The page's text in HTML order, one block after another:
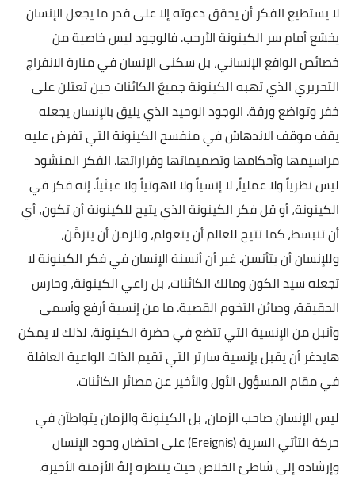
لا يستطيع الفكر أن يحقق دعوته إلا على قدر ما يجعل الإنسان
يخشع أمام سر الكينونة الأرحب. فالوجود ليس خاصية من
خصائص الواقع الإنساني، بل سكنى الإنسان في منارة الانفراج
التحريري الذي تهبه الكينونة جميعَ الكائنات حين تعتلن على
خفر وتواضع ورقة. الوجود الوحيد الذي يليق بالإنسان يجعله
يقف موقف الاندهاش في منفسح الكينونة التي تفرض عليه
مراسيمها وأحكامها وتصميماتها وقراراتها. الفكر المنشود
ليس نظرياً ولا عملياً، لا إنسياً ولا لاهوتياً ولا عبثياً. إنه فكر في
الكينونة، أو قل فكر الكينونة الذي يتيح للكينونة أن تكون، أي
أن تنبسط، كما تتيح للعالم أن يتعولم، وللزمن أن يتزمَّن،
وللإنسان أن يتأنسن. غير أن أنسنة الإنسان في فكر الكينونة لا
تجعله سيد الكون ومالك الكائنات، بل راعي الكينونة، وحارس
الحقيقة، وصائن التخوم القصية. ما من إنسية أرفع وأسمى
وأنبل من الإنسية التي تتضع في حضرة الكينونة. لذلك لا يمكن
هايدغر أن يقبل بإنسية سارتر التي تقيم الذات الواعية العاقلة
في مقام المسؤول الأول والأخير عن مصائر الكائنات.
ليس الإنسان صاحب الزمان، بل الكينونة والزمان يتواطآن في
حركة التأتي السرية (Ereignis) على احتضان وجود الإنسان
وإرشاده إلى شاطئ الخلاص حيث ينتظره إلهُ الأزمنة الأخيرة.